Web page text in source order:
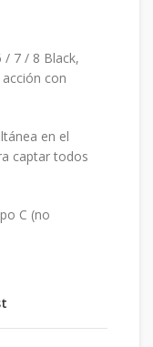
/ 7 / 8 Black,
con
en el
captar todos
C (no